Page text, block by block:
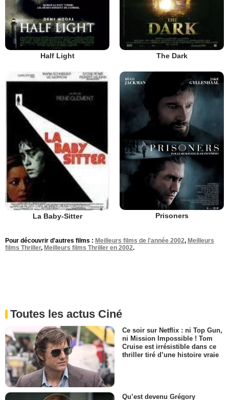
Half Light The Dark
La Baby-Sitter Prisoners
Pour découvrir d'autres films : Meilleurs films de l'année 2002, Meilleurs
films Thriller, Meilleurs films Thriller en 2002.
Toutes les actus Ciné
Ce soir sur Netflix : ni Top Gun,
ni Mission Impossible ! Tom
Cruise est irrésistible dans ce
thriller tiré d’une histoire vraie
Qu’est devenu Grégory